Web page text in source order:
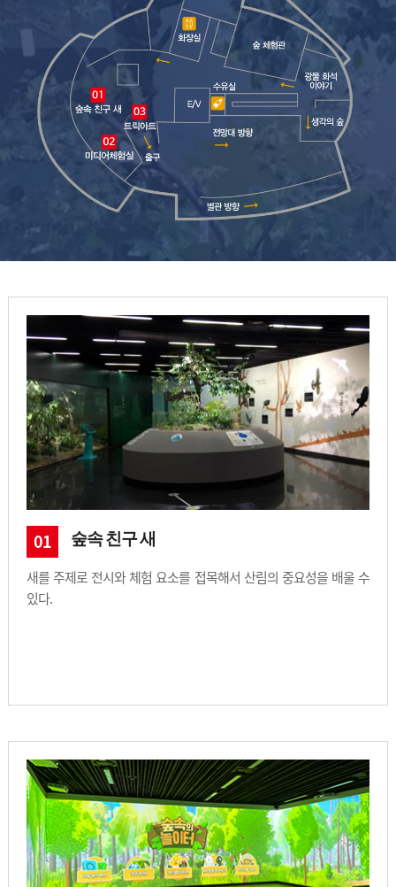
01 숲속 친구 새
새를 주제로 전시와 체험 요소를 접목해서 산림의 중요성을 배울 수
있다.